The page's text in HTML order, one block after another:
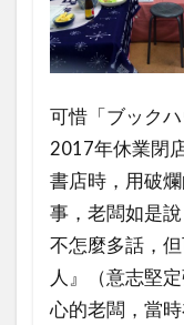
可惜「ブック
2017年休業閉
書店時，用破
事，老闆如是
不怎麼多話，
人』（意志堅
心的老闆，當